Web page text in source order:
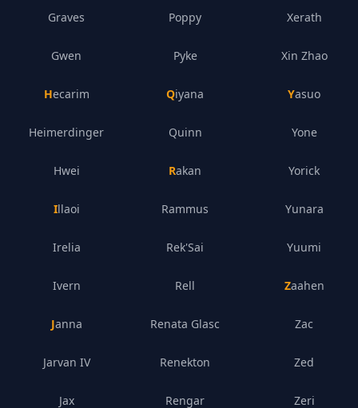
Graves
Gwen
Hecarim
Heimerdinger
Hwei
Illaoi
Irelia
Ivern
Janna
Jarvan IV
Jax
Poppy
Pyke
Qiyana
Quinn
Rakan
Rammus
Rek'Sai
Rell
Renata Glasc
Renekton
Rengar
Xerath
Xin Zhao
Yasuo
Yone
Yorick
Yunara
Yuumi
Zaahen
Zac
Zed
Zeri